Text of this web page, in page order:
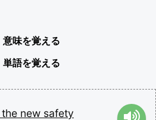
意味を覚える
単語を覚える
the new safety